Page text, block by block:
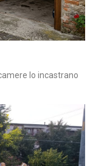
lo incastrano